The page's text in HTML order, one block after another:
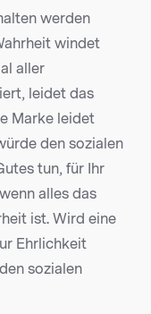
werden
windet
aller
leidet das
Marke leidet
den sozialen
tun, für Ihr
alles das
ist. Wird eine
Ehrlichkeit
sozialen